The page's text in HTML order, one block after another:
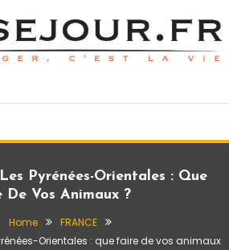
Pyrénées-Orientales : Que
De Vos Animaux ?
Home
FRANCE
Orientales : que faire de vos animaux